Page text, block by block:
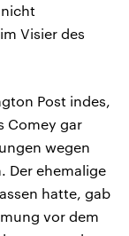
Visier des
Post indes,
Comey gar
wegen
Der ehemalige
hatte, gab
vor dem